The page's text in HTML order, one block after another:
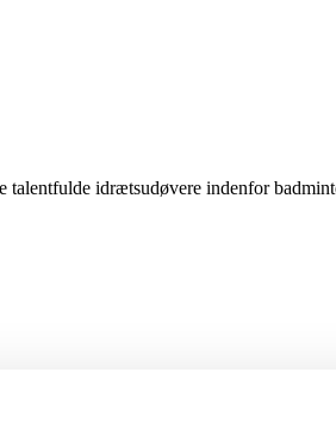
talentfulde idrætsudøvere indenfor